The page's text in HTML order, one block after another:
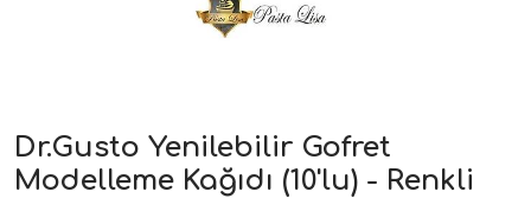
Dr.Gusto Yenilebilir Gofret
Modelleme Kağıdı (10'lu) - Renkli